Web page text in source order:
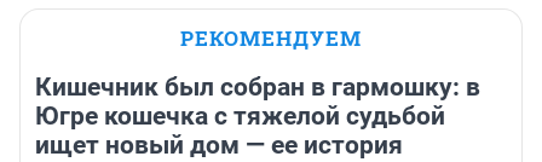
РЕКОМЕНДУЕМ
Кишечник был собран в гармошку: в
Югре кошечка с тяжелой судьбой
ищет новый дом — ее история